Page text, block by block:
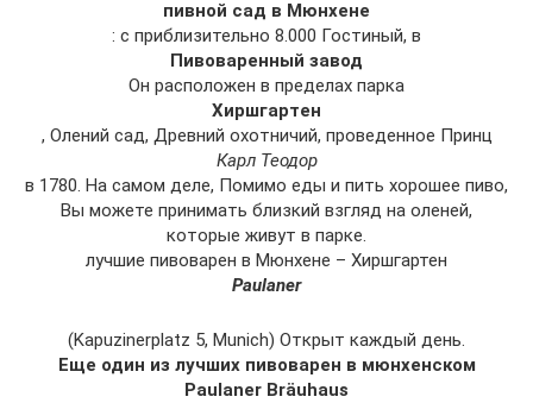
пивной сад в Мюнхене
: с приблизительно 8.000 Гостиный, в
Пивоваренный завод
Он расположен в пределах парка
Хиршгартен
, Олений сад, Древний охотничий, проведенное Принц
Карл Теодор
в 1780. На самом деле, Помимо еды и пить хорошее пиво,
Вы можете принимать близкий взгляд на оленей,
которые живут в парке.
лучшие пивоварен в Мюнхене – Хиршгартен
Paulaner
(Kapuzinerplatz 5, Munich) Открыт каждый день.
Еще один из лучших пивоварен в мюнхенском
Paulaner Bräuhaus